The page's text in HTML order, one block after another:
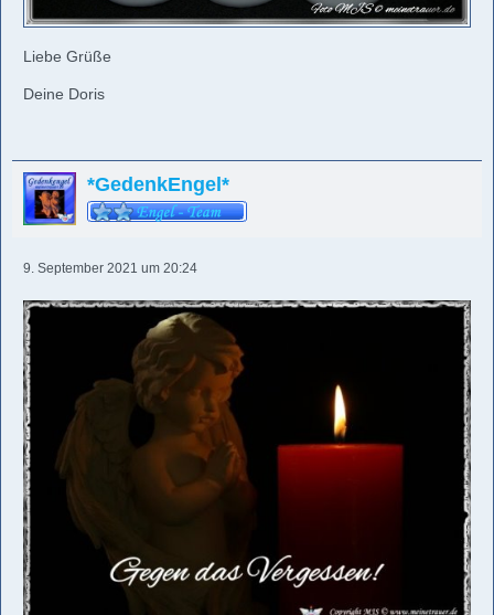
Liebe Grüße
Deine Doris
*GedenkEngel*
9. September 2021 um 20:24